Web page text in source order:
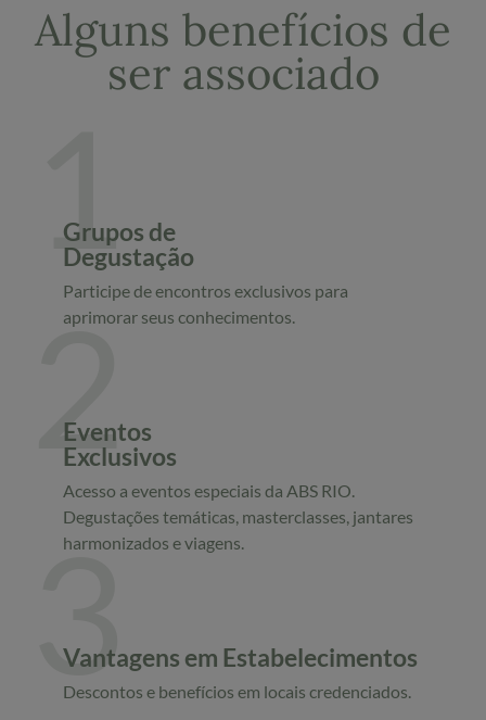
Alguns benefícios de
ser associado
1
Grupos de
Degustação
Participe de encontros exclusivos para
aprimorar seus conhecimentos.
2
Eventos
Exclusivos
Acesso a eventos especiais da ABS RIO.
Degustações temáticas, masterclasses, jantares
harmonizados e viagens.
3
Vantagens em Estabelecimentos
Descontos e benefícios em locais credenciados.